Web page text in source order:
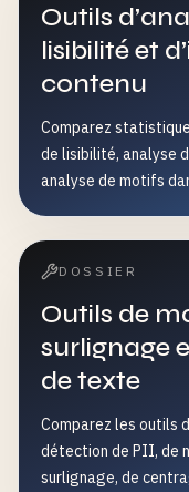
Outils
lisibilité et
contenu
Comparez
de lisibilité, analyse
analyse de motifs
DOSSIER
Outils de
surlignage
de texte
Comparez les outils
détection de PII, de
surlignage, de